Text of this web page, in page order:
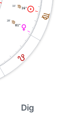
E
F
P
01°
F
28'
M
16°
F
33'
Dig